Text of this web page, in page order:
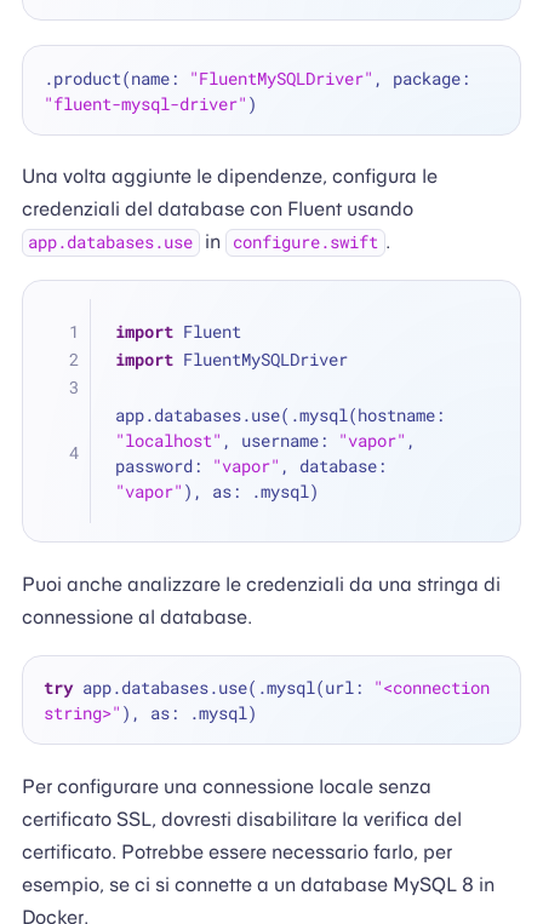
.product(name: "FluentMySQLDriver"
"fluent-mysql-driver"
Una volta aggiunte le dipendenze, configura le
credenziali del database con Fluent usando
app.databases.use in configure.swift .
import Fluent
import FluentMySQLDriver
"localhost" , username: "vapor" ,
password: "vapor"
"vapor" ), as: .mysql)
Puoi anche analizzare le credenziali da una stringa di
connessione al database.
try app.databases.use(.mysql(url: "<connection
string>"
Per configurare una connessione locale senza
certificato SSL, dovresti disabilitare la verifica del
certificato. Potrebbe essere necessario farlo, per
esempio, se ci si connette a un database MySQL 8 in
Docker.